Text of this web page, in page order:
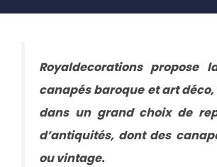
Royaldecorations propose
canapés baroque et art
dans un grand choix de
d’antiquités, dont des
ou vintage.